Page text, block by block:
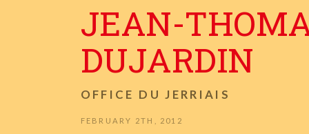
JEAN-
DUJARDIN
OFFICE DU JERRIAIS
FEBRUARY 2TH, 2012